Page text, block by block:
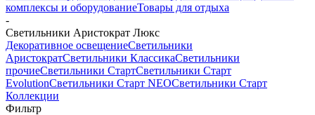
комплексы и оборудованиеТовары для отдыха
-
Светильники Аристократ Люкс
Декоративное освещениеСветильники
АристократСветильники КлассикаСветильники
прочиеСветильники СтартСветильники Старт
EvolutionСветильники Старт NEOСветильники Старт
Коллекции
Фильтр